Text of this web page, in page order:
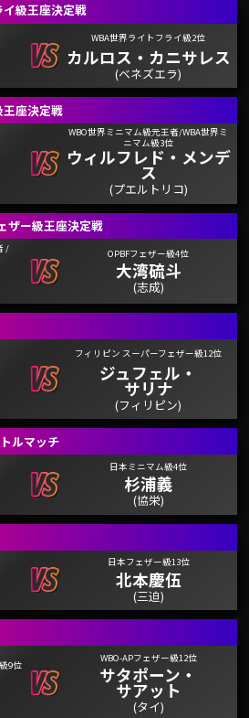
級王座決定戦
WBA世界ライトフライ級2位
カルロス・カニサレス
(ベネズエラ)
座決定戦
WBO世界ミニマム級元王者/WBA世界ミ
ニマム級3位
ウィルフレド・メンデ
ス
(プエルトリコ)
ー級王座決定戦
/
OPBFフェザー級4位
大湾硫斗
(志成)
フィリピン スーパーフェザー級12位
ジュフェル・
サリナ
(フィリピン)
ルマッチ
日本ミニマム級4位
杉浦義
(協栄)
日本フェザー級13位
北本慶伍
(三迫)
9位
WBO-APフェザー級12位
サタポーン・
サアット
(タイ)